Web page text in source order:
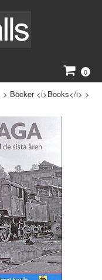
0
> Böcker <i>Books</i> >